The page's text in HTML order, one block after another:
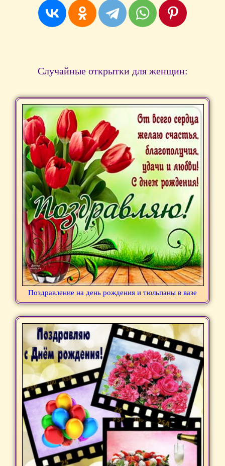
Случайные открытки для женщин:
Поздравление на день рождения и тюльпаны в вазе